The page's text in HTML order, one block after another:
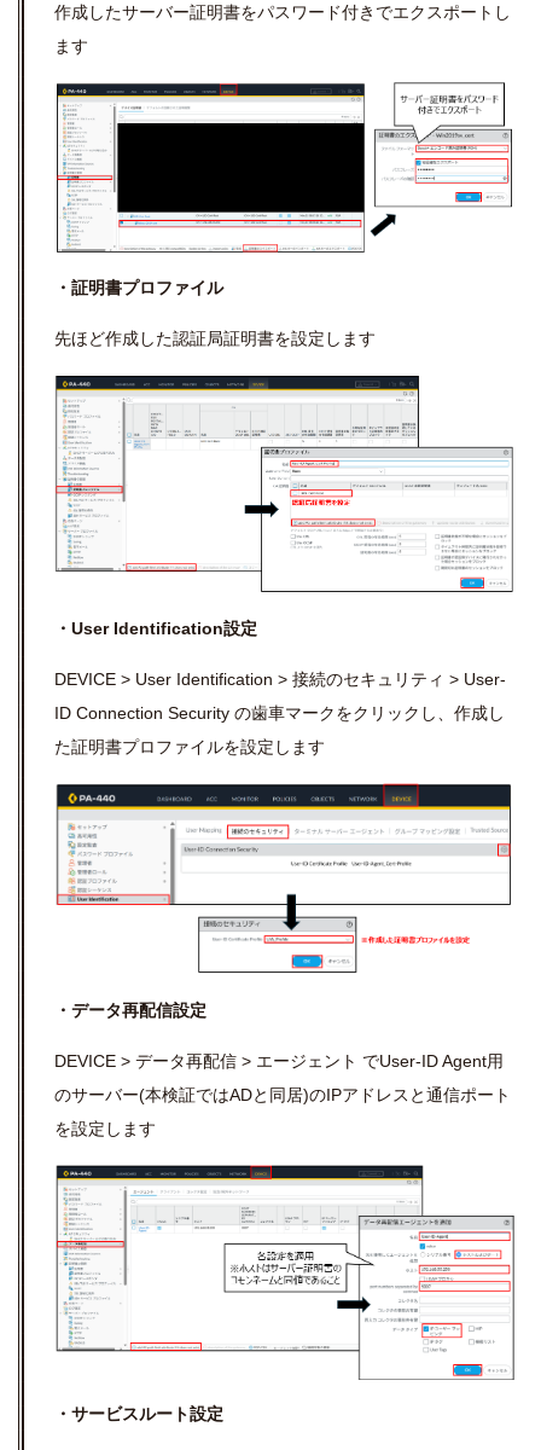
作成したサーバー証明書をパスワード付きでエクスポートし
ます
・証明書プロファイル
先ほど作成した認証局証明書を設定します
・User Identification設定
DEVICE > User Identification > 接続のセキュリティ > User-
ID Connection Security の歯車マークをクリックし、作成し
た証明書プロファイルを設定します
・データ再配信設定
DEVICE > データ再配信 > エージェント でUser-ID Agent用
のサーバー(本検証ではADと同居)のIPアドレスと通信ポート
を設定します
・サービスルート設定